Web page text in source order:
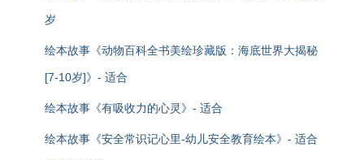
岁
绘本故事《动物百科全书美绘珍藏版：海底世界大揭秘
[7-10岁]》- 适合
绘本故事《有吸收力的心灵》- 适合
绘本故事《安全常识记心里-幼儿安全教育绘本》- 适合